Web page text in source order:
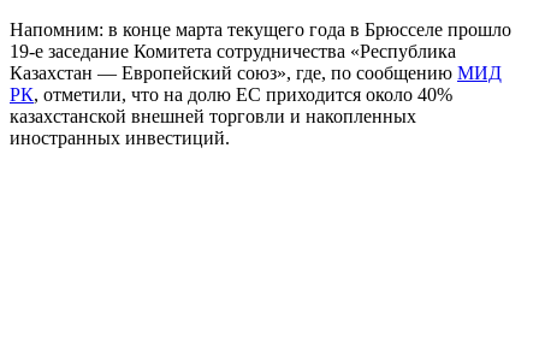
Напомним: в конце марта текущего года в Брюсселе прошло
19-е заседание Комитета сотрудничества «Республика
Казахстан — Европейский союз», где, по сообщению МИД
РК, отметили, что на долю ЕС приходится около 40%
казахстанской внешней торговли и накопленных
иностранных инвестиций.